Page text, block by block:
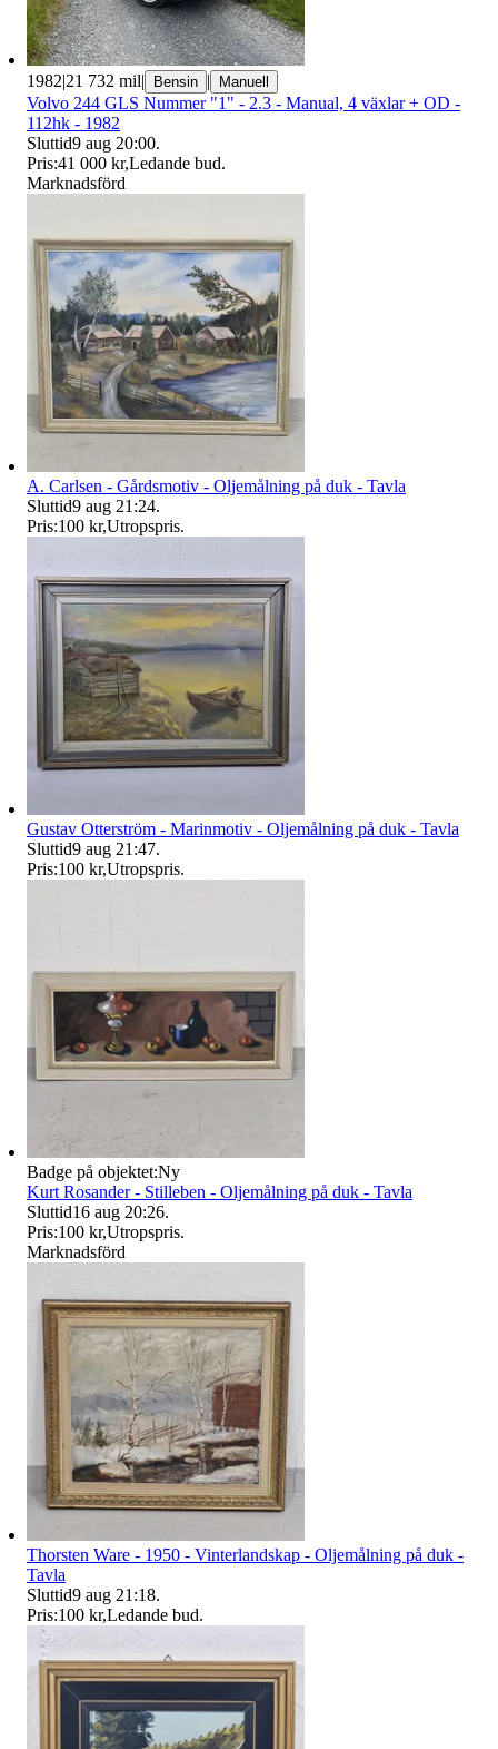
1982|21 732 mil| Bensin | Manuell
Volvo 244 GLS Nummer "1" - 2.3 - Manual, 4 växlar + OD -
112hk - 1982
Sluttid9 aug 20:00.
Pris:41 000 kr,Ledande bud.
Marknadsförd
A. Carlsen - Gårdsmotiv - Oljemålning på duk - Tavla
Sluttid9 aug 21:24.
Pris:100 kr,Utropspris.
Gustav Otterström - Marinmotiv - Oljemålning på duk - Tavla
Sluttid9 aug 21:47.
Pris:100 kr,Utropspris.
Badge på objektet:Ny
Kurt Rosander - Stilleben - Oljemålning på duk - Tavla
Sluttid16 aug 20:26.
Pris:100 kr,Utropspris.
Marknadsförd
Thorsten Ware - 1950 - Vinterlandskap - Oljemålning på duk -
Tavla
Sluttid9 aug 21:18.
Pris:100 kr,Ledande bud.